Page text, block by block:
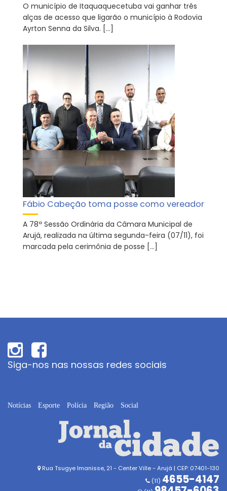
O município de Itaquaquecetuba vai ganhar três
alças de acesso que ligarão o município à Rodovia
Ayrton Senna da Silva. […]
Fábio Cabeção toma posse como vereador
A 78ª Sessão Ordinária da Câmara Municipal de
Arujá, realizada na última segunda-feira (07/11), foi
marcada pela cerimônia de posse […]
Siga-nos nas nossas redes sociais
Notícias Esporte Polícia Região Social
Rua Tsugye Imanisse, 21 - Center Ville - Arujá | CEP: 07401-130
(11) 4655-4147